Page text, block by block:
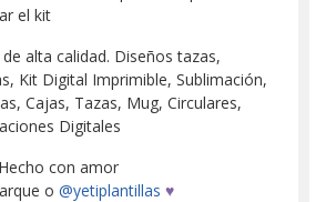
el kit
alta calidad. Diseños tazas,
Kit Digital Imprimible, Sublimación,
Cajas, Tazas, Mug, Circulares,
Digitales
con amor
o @yetiplantillas ♥